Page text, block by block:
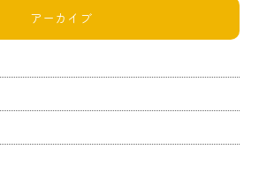
アーカイブ